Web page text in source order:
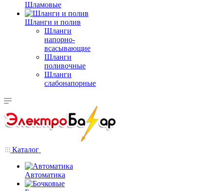
Шламовые
Шланги и полив
Шланги
напорно-
всасывающие
Шланги
поливочные
Шланги
слабонапорные
Каталог
Автоматика